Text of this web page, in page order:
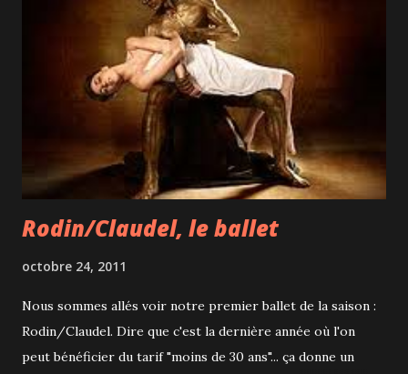
Rodin/Claudel, le ballet
octobre 24, 2011
Nous sommes allés voir notre premier ballet de la saison :
Rodin/Claudel. Dire que c'est la dernière année où l'on
peut bénéficier du tarif "moins de 30 ans"... ça donne un